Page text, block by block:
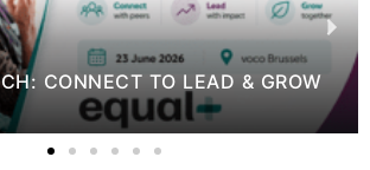
INVITATION | FORUM EVENING – THE
FE(MALE) LEADERSHIP: REALITY OR
27 avril 2026